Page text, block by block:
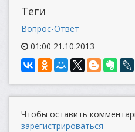
Теги
Вопрос-Ответ
01:00 21.10.2013
Чтобы оставить
зарегистрироваться